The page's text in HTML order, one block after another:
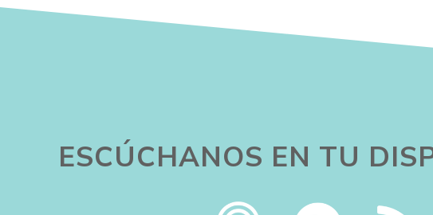
ESCÚCHANOS EN TU